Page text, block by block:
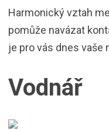
Harmonický vztah
pomůže navázat
je pro vás dnes
Vodnář